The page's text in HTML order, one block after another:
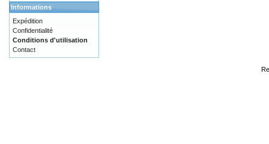
Informations
Expédition
Confidentialité
Conditions d'utilisation
Contact